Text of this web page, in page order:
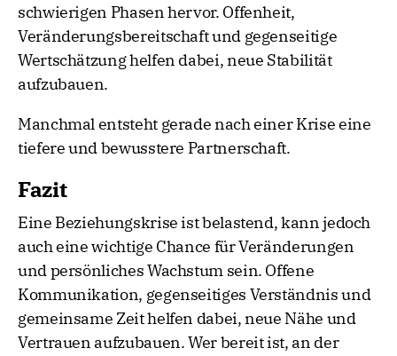
schwierigen Phasen hervor. Offenheit,
Veränderungsbereitschaft und gegenseitige
Wertschätzung helfen dabei, neue Stabilität
aufzubauen.
Manchmal entsteht gerade nach einer Krise eine
tiefere und bewusstere Partnerschaft.
Fazit
Eine Beziehungskrise ist belastend, kann jedoch
auch eine wichtige Chance für Veränderungen
und persönliches Wachstum sein. Offene
Kommunikation, gegenseitiges Verständnis und
gemeinsame Zeit helfen dabei, neue Nähe und
Vertrauen aufzubauen. Wer bereit ist, an der